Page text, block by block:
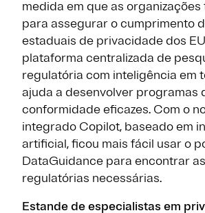
medida em que as
para assegurar o cumprimento
estaduais de privacidade dos
plataforma centralizada de
regulatória com inteligência em
ajuda a desenvolver programas
conformidade eficazes. Com o
integrado Copilot, baseado em
artificial, ficou mais fácil usar o
DataGuidance para encontrar
regulatórias necessárias.
Estande de especialistas em